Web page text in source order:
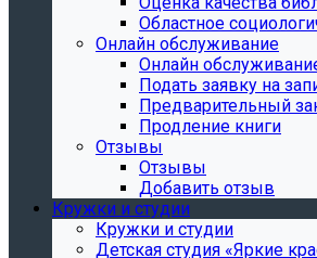
Областное
Онлайн обслуживание
Онлайн
Подать заявку на
Предварительный
Продление книги
Отзывы
Отзывы
Добавить отзыв
Кружки и студии
Кружки и студии
Детская студия «Яркие